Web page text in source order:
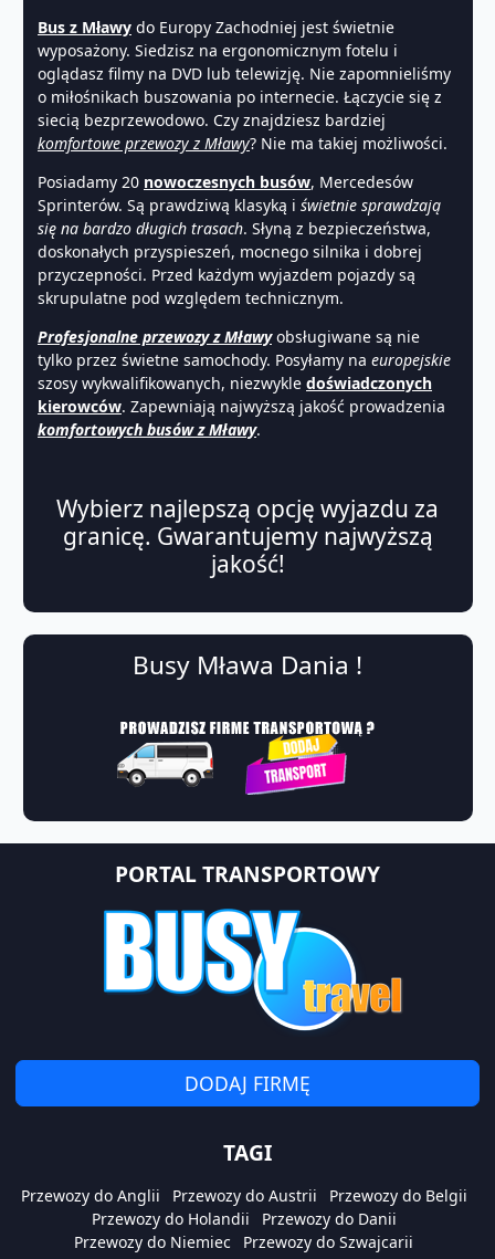
Bus z Mławy do Europy Zachodniej jest świetnie
wyposażony. Siedzisz na ergonomicznym fotelu i
oglądasz filmy na DVD lub telewizję. Nie zapomnieliśmy
o miłośnikach buszowania po internecie. Łączycie się z
siecią bezprzewodowo. Czy znajdziesz bardziej
komfortowe przewozy z Mławy? Nie ma takiej możliwości.
Posiadamy 20 nowoczesnych busów, Mercedesów
Sprinterów. Są prawdziwą klasyką i świetnie sprawdzają
się na bardzo długich trasach. Słyną z bezpieczeństwa,
doskonałych przyspieszeń, mocnego silnika i dobrej
przyczepności. Przed każdym wyjazdem pojazdy są
skrupulatne pod względem technicznym.
Profesjonalne przewozy z Mławyobsługiwane są nie
tylko przez świetne samochody. Posyłamy na europejskie
szosy wykwalifikowanych, niezwykle doświadczonych
kierowców. Zapewniają najwyższą jakość prowadzenia
komfortowych busów z Mławy.
Wybierz najlepszą opcję wyjazdu za
granicę. Gwarantujemy najwyższą
jakość!
Busy Mława Dania !
PORTAL TRANSPORTOWY
DODAJ FIRMĘ
TAGI
Przewozy do Anglii Przewozy do Austrii
Przewozy do Belgii
Przewozy do Holandii
Przewozy do Danii
Przewozy do Niemiec
Przewozy do Szwajcarii